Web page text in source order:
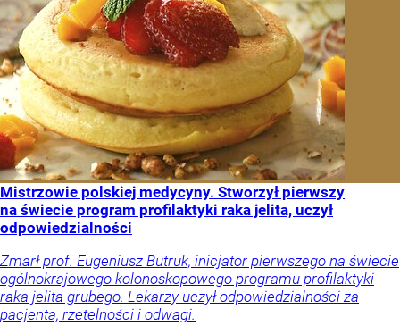
Mistrzowie polskiej medycyny. Stworzył pierwszy
na świecie program profilaktyki raka jelita, uczył
odpowiedzialności
Zmarł prof. Eugeniusz Butruk, inicjator pierwszego na świecie
ogólnokrajowego kolonoskopowego programu profilaktyki
raka jelita grubego. Lekarzy uczył odpowiedzialności za
pacjenta, rzetelności i odwagi.